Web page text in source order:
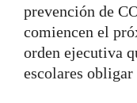
prevención de
comiencen el
orden ejecutiva
escolares obligar